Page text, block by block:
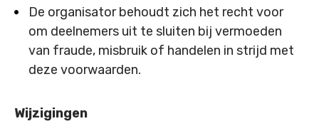
De organisator behoudt zich het recht voor
om deelnemers uit te sluiten bij vermoeden
van fraude, misbruik of handelen in strijd met
deze voorwaarden.
Wijzigingen